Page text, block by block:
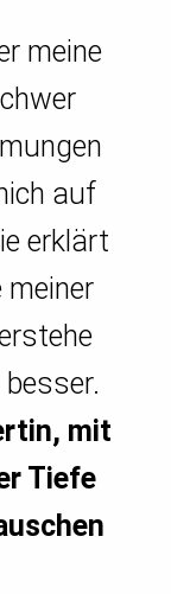
meine
auf
erklärt
meiner
mit
Tiefe